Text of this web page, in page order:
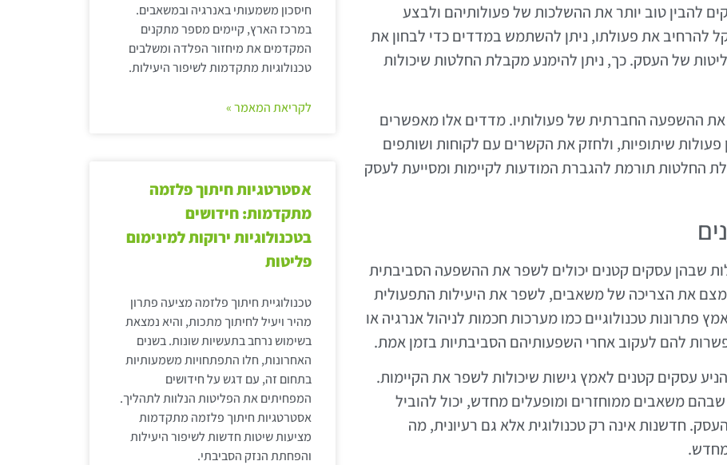
להבין טוב יותר את ההשלכות של פעולותיהם ולבצע
להרחיב את פעולתו, ניתן להשתמש במדדים כדי לבחון את
של העסק. כך, ניתן להימנע מקבלת החלטות שיכולות
את ההשפעה החברתית של פעולותיו. מדדים אלו מאפשרים
שיתופיות, ולחזק את הקשרים עם לקוחות ושותפים
החלטות תורמת להגברת המודעות לקיימות ומסייעת לעסק
שבהן עסקים קטנים יכולים לשפר את ההשפעה הסביבתית
את הצריכה של משאבים, לשפר את היעילות התפעולית
פתרונות טכנולוגיים כמו מערכות חכמות לניהול אנרגיה או
להם לעקוב אחרי השפעותיהם הסביבתיות בזמן אמת.
עסקים קטנים לאמץ גישות שיכולות לשפר את הקיימות.
משאבים ממוחזרים ומופעלים מחדש, יכול להוביל
חדשנות אינה רק טכנולוגית אלא גם רעיונית, מה
חיסכון משמעותי באנרגיה ובמשאבים.
במרכז הארץ, קיימים מספר מתקנים
המקדמים את מיחזור הפלדה ומשלבים
טכנולוגיות מתקדמות לשיפור היעילות.
לקריאת המאמר »
אסטרטגיות חיתוך פלזמה
מתקדמות: חידושים
בטכנולוגיות ירוקות למינימום
פליטות
טכנולוגיית חיתוך פלזמה מציעה פתרון
מהיר ויעיל לחיתוך מתכות, והיא נמצאת
בשימוש נרחב בתעשיות שונות. בשנים
האחרונות, חלו התפתחויות משמעותיות
בתחום זה, עם דגש על חידושים
המפחיתים את הפליטות הנלוות לתהליך.
אסטרטגיות חיתוך פלזמה מתקדמות
מציעות שיטות חדשות לשיפור היעילות
והפחתת הנזק הסביבתי.